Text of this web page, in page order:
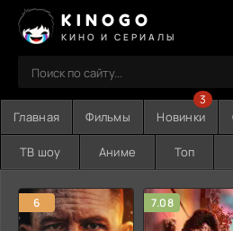
KINOGO
КИНО И СЕРИАЛЫ
Главная Фильмы Новинки
3
ТВ шоу Аниме Топ
6 7.08